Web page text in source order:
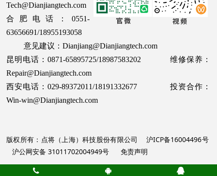
Tech@Dianjiangtech.com
合肥电话：0551-
63656691/18955193058
意见建议：Dianjiang@Dianjiangtech.com
昆明电话：0871-65895725/18987583202 维修保养：
Repair@Dianjiangtech.com
西安电话：029-89372011/18191332677 投资合作：
Win-win@Dianjiangtech.com
版权所有：点将（上海）科技股份有限公司 沪ICP备16004496号
沪公网安备 31011702004949号
免责声明